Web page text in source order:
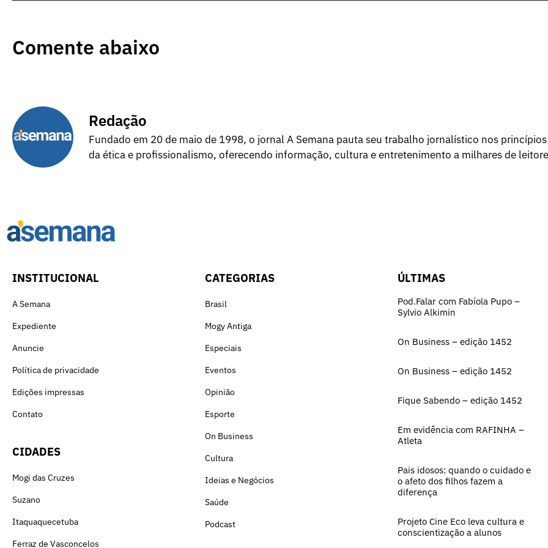
Comente abaixo
Redação
Fundado em 20 de maio de 1998, o jornal A Semana pauta seu trabalho jornalístico nos princípios
da ética e profissionalismo, oferecendo informação, cultura e entretenimento a milhares de
INSTITUCIONAL
A Semana
Expediente
Anuncie
Política de privacidade
Edições impressas
Contato
CIDADES
Mogi das Cruzes
Suzano
Itaquaquecetuba
Ferraz de Vasconcelos
CATEGORIAS
Brasil
Mogy Antiga
Especiais
Eventos
Opinião
Esporte
On Business
Cultura
Ideias e Negócios
Saúde
Podcast
ÚLTIMAS
Pod.Falar com Fabíola Pupo –
Sylvio Alkimin
On Business – edição 1452
On Business – edição 1452
Fique Sabendo – edição 1452
Em evidência com RAFINHA –
Atleta
Pais idosos: quando o cuidado e
o afeto dos filhos fazem a
diferença
Projeto Cine Eco leva cultura e
conscientização a alunos